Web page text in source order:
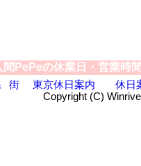
PePeの休業日・営業時
街 東京休日案内
休日
Copyright (C)